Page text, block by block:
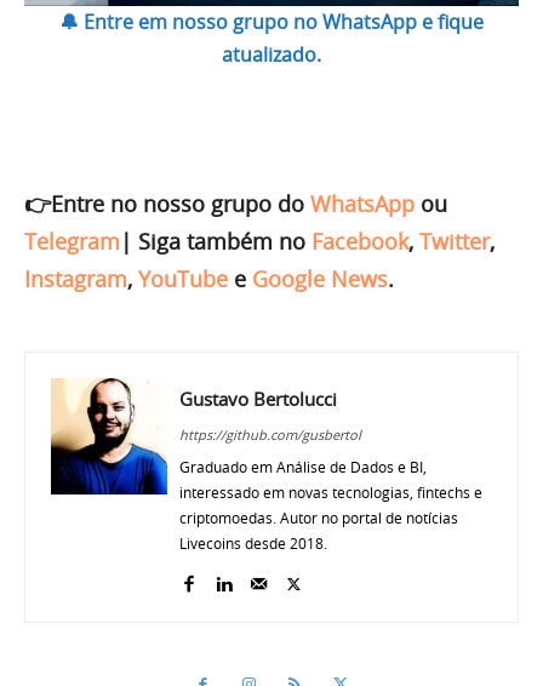
🔔 Entre em nosso grupo no WhatsApp e fique
atualizado.
👉Entre no nosso grupo do WhatsApp ou
Telegram | Siga também no Facebook, Twitter,
Instagram, YouTube e Google News.
Gustavo Bertolucci
https://github.com/gusbertol
Graduado em Análise de Dados e BI,
interessado em novas tecnologias, fintechs e
criptomoedas. Autor no portal de notícias
Livecoins desde 2018.